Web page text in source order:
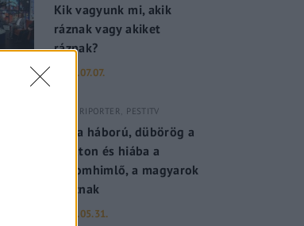
Kik vagyunk mi, akik
ráznak vagy akiket
ráznak?
2022.07.07.
PESTI RIPORTER PESTITV
Dúl a háború, dübörög a
Balaton és hiába a
majomhimlő, a magyarok
utaznak
2022.05.31.